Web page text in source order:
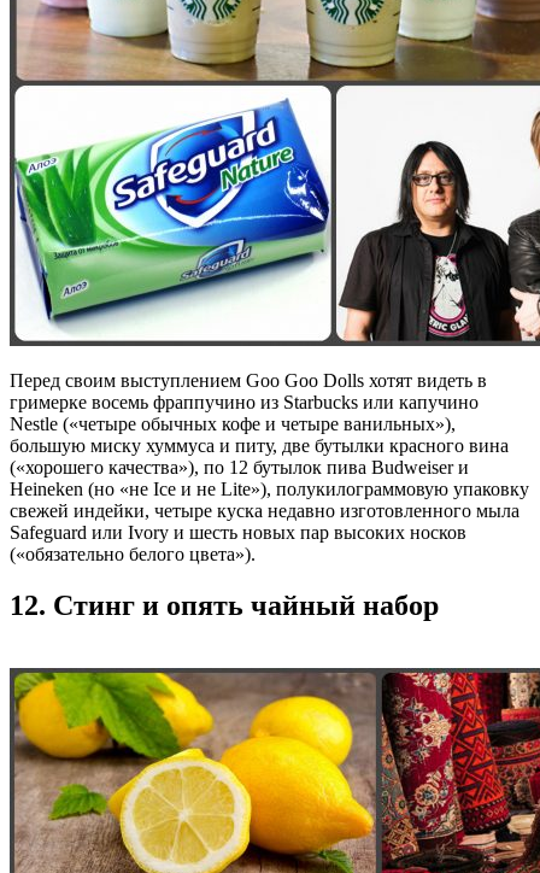
Перед своим выступлением Goo Goo Dolls хотят видеть в
гримерке восемь фраппучино из Starbucks или капучино
Nestle («четыре обычных кофе и четыре ванильных»),
большую миску хуммуса и питу, две бутылки красного вина
(«хорошего качества»), по 12 бутылок пива Budweiser и
Heineken (но «не Ice и не Lite»), полукилограммовую упаковку
свежей индейки, четыре куска недавно изготовленного мыла
Safeguard или Ivory и шесть новых пар высоких носков
(«обязательно белого цвета»).
12. Стинг и опять чайный набор